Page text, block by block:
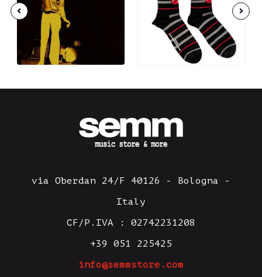
via Oberdan 24/F 40126 - Bologna -
Italy
CF/P.IVA : 02742231208
+39 051 225425
info@semmstore.com